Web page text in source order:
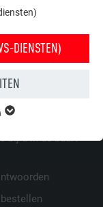
VOLGENDE
bij u in de buurt
DIENSTEN)
dat de website